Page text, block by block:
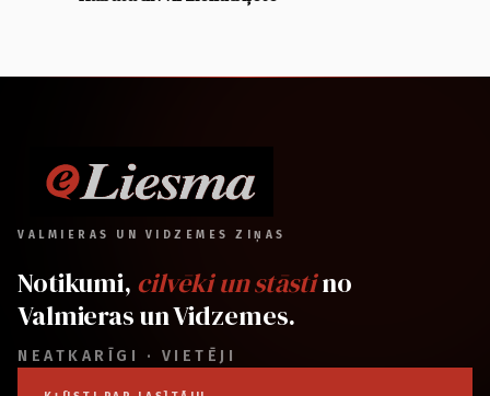
VALMIERAS UN VIDZEMES ZIŅAS
Notikumi, cilvēki un stāstino
Valmieras un Vidzemes.
NEATKARĪGI · VIETĒJI